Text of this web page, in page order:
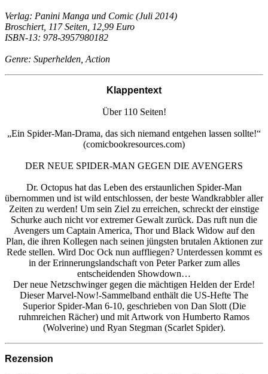
Verlag: Panini Manga und Comic (Juli 2014)
Broschiert, 117 Seiten, 12,99 Euro
ISBN-13: 978-3957980182
Genre: Superhelden, Action
Klappentext
Über 110 Seiten!
„Ein Spider-Man-Drama, das sich niemand entgehen lassen sollte!“
(comicbookresources.com)
DER NEUE SPIDER-MAN GEGEN DIE AVENGERS
Dr. Octopus hat das Leben des erstaunlichen Spider-Man
übernommen und ist wild entschlossen, der beste Wandkrabbler aller
Zeiten zu werden! Um sein Ziel zu erreichen, schreckt der einstige
Schurke auch nicht vor extremer Gewalt zurück. Das ruft nun die
Avengers um Captain America, Thor und Black Widow auf den
Plan, die ihren Kollegen nach seinen jüngsten brutalen Aktionen zur
Rede stellen. Wird Doc Ock nun auffliegen? Unterdessen kommt es
in der Erinnerungslandschaft von Peter Parker zum alles
entscheidenden Showdown…
Der neue Netzschwinger gegen die mächtigen Helden der Erde!
Dieser Marvel-Now!-Sammelband enthält die US-Hefte The
Superior Spider-Man 6-10, geschrieben von Dan Slott (Die
ruhmreichen Rächer) und mit Artwork von Humberto Ramos
(Wolverine) und Ryan Stegman (Scarlet Spider).
Rezension